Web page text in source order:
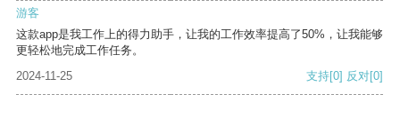
游客
这款app是我工作上的得力助手，让我的工作效率提高了50%，让我能够
更轻松地完成工作任务。
2024-11-25
支持[0] 反对[0]